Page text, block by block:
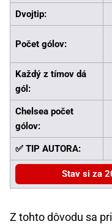
Dvojtip:
Počet gólov:
Každý z tímov dá
gól:
Chelsea počet
gólov:
✅ TIP AUTORA:
Stav si za
Z tohto dôvodu sa